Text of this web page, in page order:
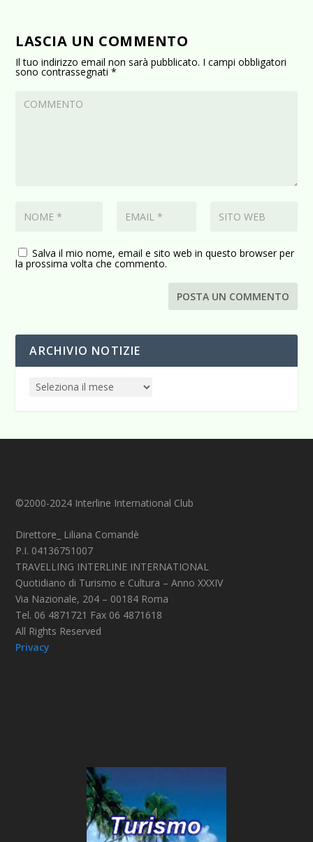
LASCIA UN COMMENTO
Il tuo indirizzo email non sarà pubblicato. I campi obbligatori
sono contrassegnati*
Salva il mio nome, email e sito web in questo browser per
la prossima volta che commento.
ARCHIVIO NOTIZIE
©2000-2024 Interline International Club
Direttore_ Liliana Comandè
P.I. 04136751007
TRAVELLING INTERLINE INTERNATIONAL
Quotidiano di Turismo e Cultura – Anno XXXIV
Via Nazionale, 204 – 00184 Roma
Tel. 06 4871721 Fax 06 4871618
All Rights Reserved
Privacy